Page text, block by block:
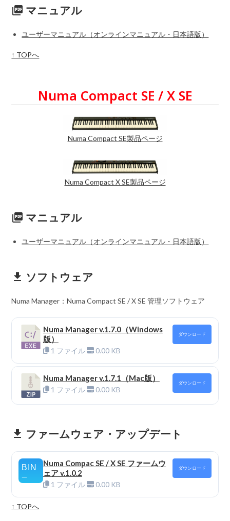
picture_as_pdf マニュアル
ユーザーマニュアル（オンラインマニュアル・日本語版）
↑ TOPへ
Numa Compact SE / X SE
Numa Compact SE製品ページ
Numa Compact X SE製品ページ
picture_as_pdf マニュアル
ユーザーマニュアル（オンラインマニュアル・日本語版）
get_app ソフトウェア
Numa Manager：Numa Compact SE / X SE 管理ソフトウェア
Numa Manager v.1.7.0（Windows
版）
1 ファイル 0.00 KB
ダウンロード
Numa Manager v.1.7.1（Mac版）
1 ファイル 0.00 KB
ダウンロード
get_app ファームウェア・アップデート
Numa Compac SE / X SE ファームウ
ェア v.1.0.2
1 ファイル 0.00 KB
ダウンロード
↑ TOPへ